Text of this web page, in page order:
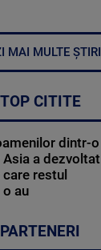
MAI MULTE ȘTIRI
TOP CITITE
dintr-o
a dezvoltat
restul
au
PARTENERI